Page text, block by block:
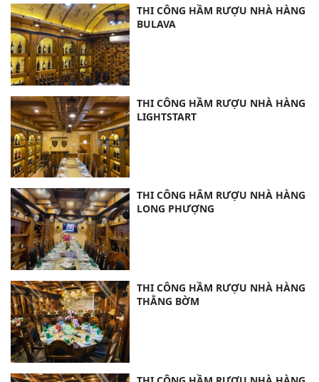
THI CÔNG HẦM RƯỢU NHÀ HÀNG
BULAVA
THI CÔNG HẦM RƯỢU NHÀ HÀNG
LIGHTSTART
THI CÔNG HÂM RƯỢU NHÀ HÀNG
LONG PHƯỢNG
THI CÔNG HẦM RƯỢU NHÀ HÀNG
THẰNG BỜM